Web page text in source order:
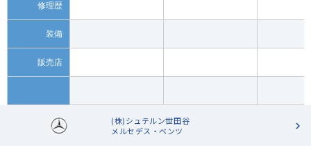
修理歴
装備
販売店
(株)シュテルン世田谷
メルセデス・ベンツ